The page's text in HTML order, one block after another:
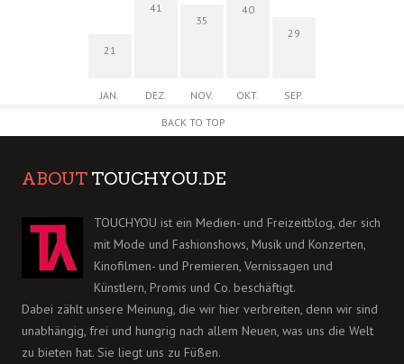
21
JAN.
41
DEZ.
35
NOV.
40
OKT.
29
SEP.
BACK TO TOP
ABOUT TOUCHYOU.DE
TOUCHYOU ist ein Medien- und Freizeitblog, der sich
mit Mode und Fashionshows, Musik und Konzerten,
Kinofilmen- und Premieren, Vernissagen und
Künstlern, Promis und Co. beschäftigt.
Dabei zählt unsere Meinung, die wir hier verbreiten, denn wir sind
unabhängig, frei und hungrig nach allem Neuen, was uns die Welt
zu bieten hat. Sie liegt uns zu Füßen.